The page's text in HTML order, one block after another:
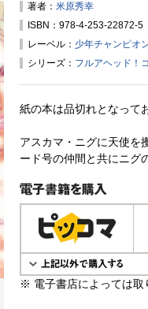
著者： 米原秀幸
ISBN：978-4-253-22872-5
レーベル： 少年チャンピオ
シリーズ： フルアヘッド！
紙の本は品切れとなって
アスカマ・ニグに天使
ード号の仲間と共にニ
電子書籍で購入
※ 電子書店によっては取